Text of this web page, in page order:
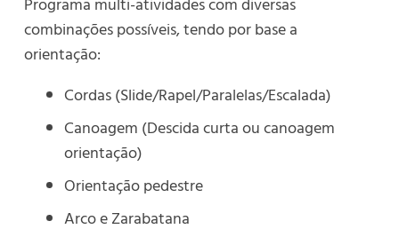
combinações possíveis, tendo por base a
orientação:
Cordas (Slide/Rapel/Paralelas/Escalada)
Canoagem (Descida curta ou canoagem
orientação)
Orientação pedestre
Arco e Zarabatana